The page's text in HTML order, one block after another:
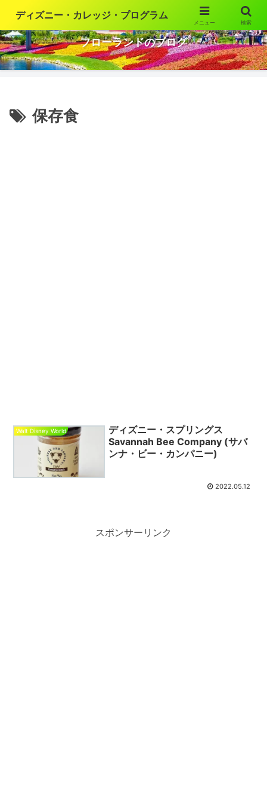
ウォルト・ディズニー・ワールドの魅力を語ります
フローランドのブログ
保存食
Walt Disney World
ディズニー・スプリングス
Savannah Bee Company (サバ
ンナ・ビー・カンパニー)
2022.05.12
スポンサーリンク
ディズニー・カレッジ・プログラム
メニュー 検索